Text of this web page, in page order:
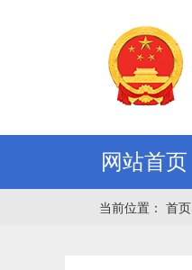
网站首页
当前位置： 首页